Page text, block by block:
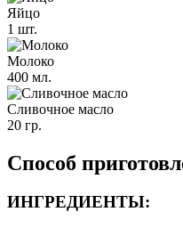
Яйцо
1 шт.
Молоко
400 мл.
Сливочное масло
20 гр.
Способ
ИНГРЕДИЕНТЫ: